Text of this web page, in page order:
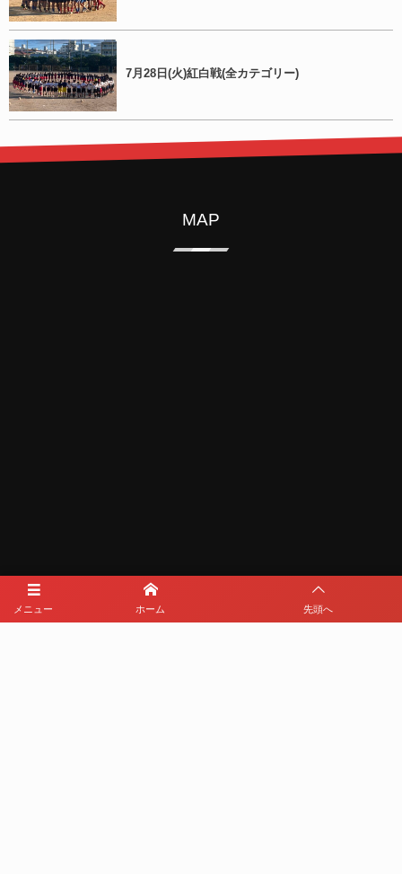
7月28日(火)紅白戦(全カテゴリー)
メニュー ホーム 先頭へ
MAP